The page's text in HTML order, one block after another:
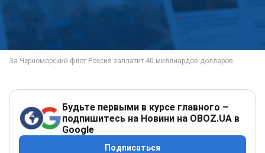
Будьте первыми в курсе главного –
подпишитесь на Новини на OBOZ.UA в
Google
Подписаться